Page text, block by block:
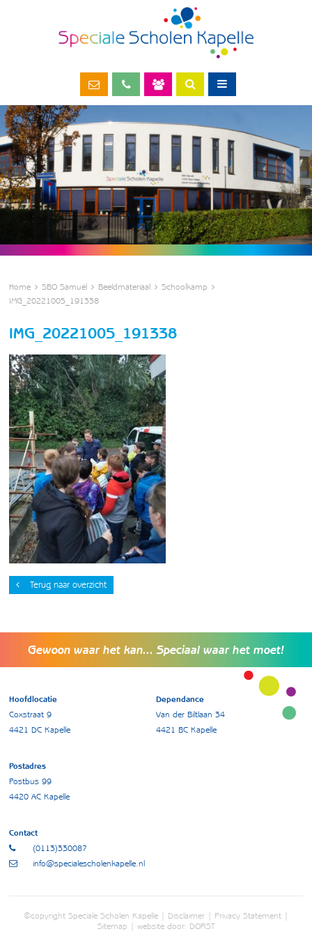
Home SBO Samuël Beeldmateriaal
Schoolkamp
IMG_20221005_191338
IMG_20221005_191338
Terug naar overzicht
Gewoon waar het kan... Speciaal waar het moet!
Hoofdlocatie
Coxstraat 9
4421 DC Kapelle
Dependance
Van der Biltlaan 34
4421 BC Kapelle
Postadres
Postbus 99
4420 AC Kapelle
Contact
(0113)330087
info@specialescholenkapelle.nl
©copyright Speciale Scholen Kapelle | Disclaimer Privacy Statement
Sitemap | website door: DORST